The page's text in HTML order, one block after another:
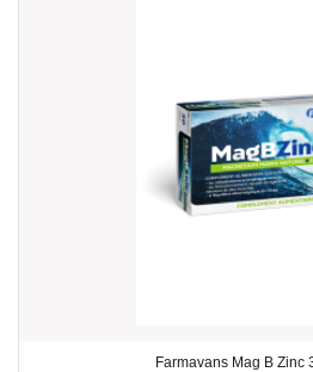
Farmavans Mag B Zinc